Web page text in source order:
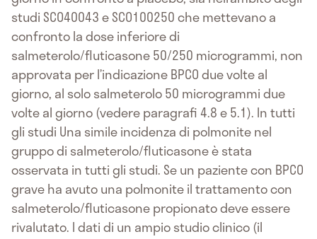
studi SCO40043 e SCO100250 che mettevano a
confronto la dose inferiore di
salmeterolo/fluticasone 50/250 microgrammi, non
approvata per l’indicazione BPCO due volte al
giorno, al solo salmeterolo 50 microgrammi due
volte al giorno (vedere paragrafi 4.8 e 5.1). In tutti
gli studi Una simile incidenza di polmonite nel
gruppo di salmeterolo/fluticasone è stata
osservata in tutti gli studi. Se un paziente con BPCO
grave ha avuto una polmonite il trattamento con
salmeterolo/fluticasone propionato deve essere
rivalutato. I dati di un ampio studio clinico (il